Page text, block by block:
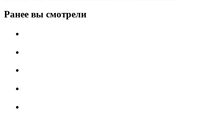
Ранее вы смотрели